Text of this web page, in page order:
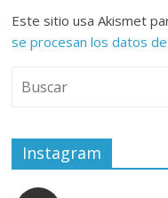
Este sitio usa Akismet
se procesan los datos
Instagram